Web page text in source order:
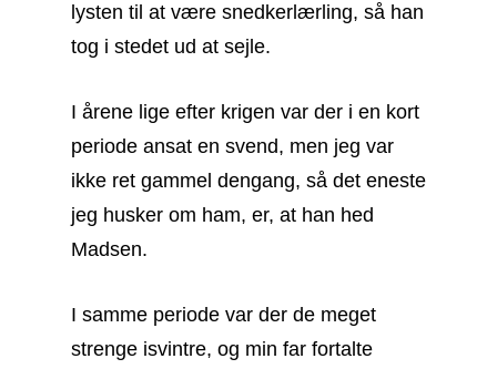
lysten til at være snedkerlærling, så han
tog i stedet ud at sejle.
I årene lige efter krigen var der i en kort
periode ansat en svend, men jeg var
ikke ret gammel dengang, så det eneste
jeg husker om ham, er, at han hed
Madsen.
I samme periode var der de meget
strenge isvintre, og min far fortalte